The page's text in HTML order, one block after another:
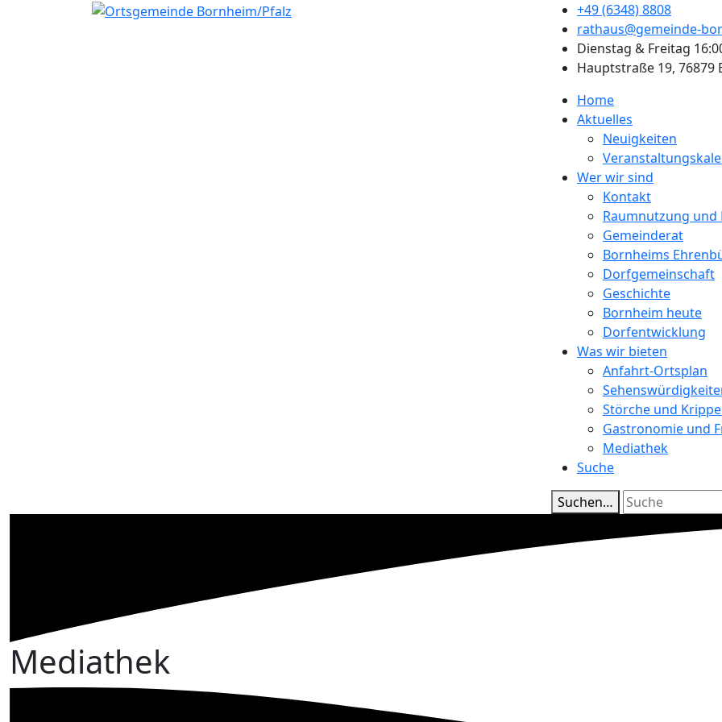
+49 (6348) 8808
rathaus@gemeinde-
Dienstag & Freitag
Hauptstraße 19, 76879
Home
Aktuelles
Neuigkeiten
Wer wir sind
Kontakt
Raumnutzung
Gemeinderat
Bornheims
Dorfgemeinschaft
Geschichte
Bornheim heute
Dorfentwicklung
Was wir bieten
Anfahrt-Ortsplan
Störche und
Gastronomie und
Mediathek
Suche
Suchen…
Mediathek